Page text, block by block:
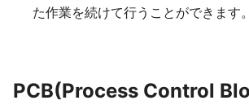
た作業を続けて行うことができます。
PCB(Process Control